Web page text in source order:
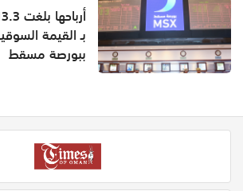
بـ القيمة
ببورصة مسقط